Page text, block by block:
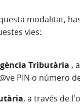
modalitat,
vies:
Tributària ,
PIN o número
, a través de